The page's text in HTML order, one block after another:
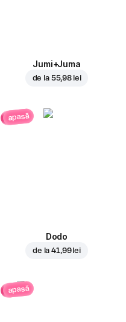
Jumi+Juma
de la 55,98 lei
apasă
Dodo
de la41,99 lei
apasă